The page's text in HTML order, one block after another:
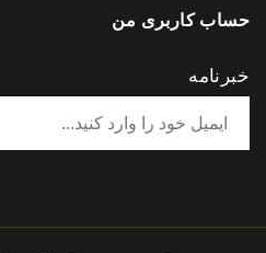
حساب کاربری من
خبرنامه